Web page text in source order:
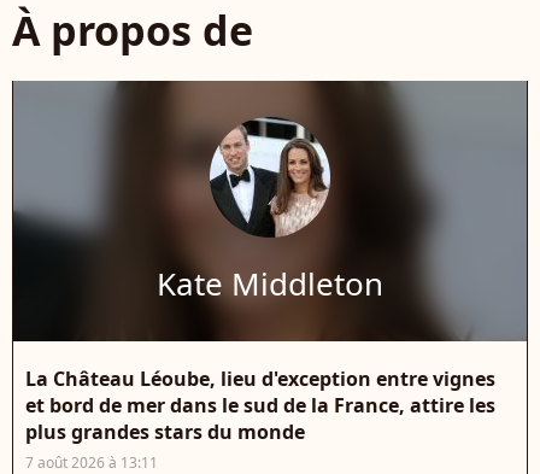
À propos de
Kate Middleton
La Château Léoube, lieu d'exception entre vignes
et bord de mer dans le sud de la France, attire les
plus grandes stars du monde
7 août 2026 à 13:11